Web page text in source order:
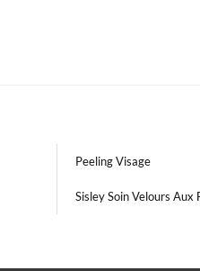
Peeling Visage
Sisley Soin Velours Aux